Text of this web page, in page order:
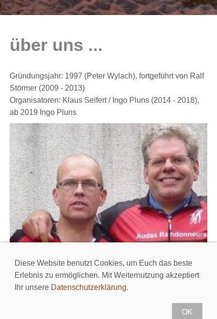
über uns ...
Gründungsjahr: 1997 (Peter Wylach), fortgeführt von Ralf
Störmer (2009 - 2013)
Organisatoren: Klaus Seifert / Ingo Pluns (2014 - 2018),
ab 2019 Ingo Pluns
Diese Website benutzt Cookies, um Euch das beste
Erlebnis zu ermöglichen. Mit Weiternutzung akzeptiert
Ihr unsere Datenschutzerklärung.
OK